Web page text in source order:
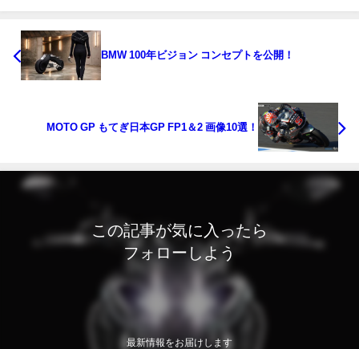
BMW 100年ビジョン コンセプトを公開！
MOTO GP もてぎ日本GP FP1＆2 画像10選！
この記事が気に入ったら
フォローしよう
最新情報をお届けします